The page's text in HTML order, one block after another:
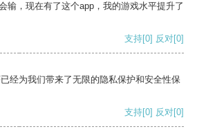
输，现在有了这个app，我的游戏水平提升了
支持[0] 反对[0]
经为我们带来了无限的隐私保护和安全性保
支持[0] 反对[0]